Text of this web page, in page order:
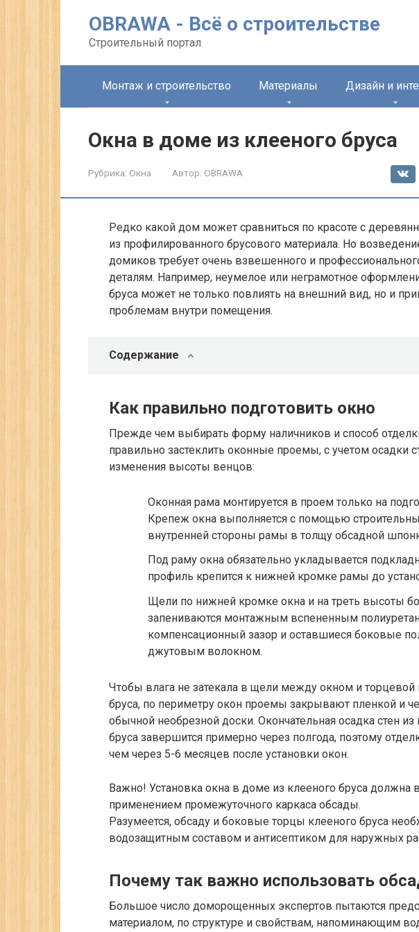
OBRAWA - Всё о строительстве
Строительный портал
Монтаж и строительство Материалы Дизайн и
Окна в доме из клееного бруса
Рубрика: Окна Автор: OBRAWA
Редко какой дом может сравниться по красоте с
из профилированного брусового материала. Но
домиков требует очень взвешенного и
деталям. Например, неумелое или неграмотное
бруса может не только повлиять на внешний вид, но и
проблемам внутри помещения.
Содержание
Как правильно подготовить окно
Прежде чем выбирать форму наличников и способ
правильно застеклить оконные проемы, с учетом осадки
изменения высоты венцов:
Оконная рама монтируется в проем только на
Крепеж окна выполняется с помощью
внутренней стороны рамы в толщу обсадной
Под раму окна обязательно укладывается
профиль крепится к нижней кромке рамы до
Щели по нижней кромке окна и на треть высоты
запениваются монтажным вспененным
компенсационный зазор и оставшиеся боковые
джутовым волокном.
Чтобы влага не затекала в щели между окном и торцевой
бруса, по периметру окон проемы закрывают пленкой и
обычной необрезной доски. Окончательная осадка стен
бруса завершится примерно через полгода, поэтому
чем через 5-6 месяцев после установки окон.
Важно! Установка окна в доме из клееного бруса должна
применением промежуточного каркаса обсады.
Разумеется, обсаду и боковые торцы клееного бруса
водозащитным составом и антисептиком для наружных
Почему так важно использовать
Большое число доморощенных экспертов пытаются
материалом, по структуре и свойствам, напоминающим